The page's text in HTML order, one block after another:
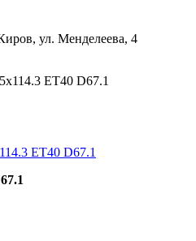
ул. Менделеева, 4
ET40 D67.1